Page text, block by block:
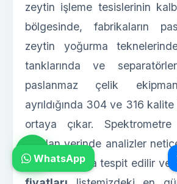
zeytin işleme tesislerinin
bölgesinde, fabrikaların
zeytin yoğurma
tanklarında ve
paslanmaz çelik
ayrıldığında 304 ve 316
ortaya çıkar. Spektrometre
yapılan yerinde analizler
kalitesi anında tespit edilir ve
WhatsApp